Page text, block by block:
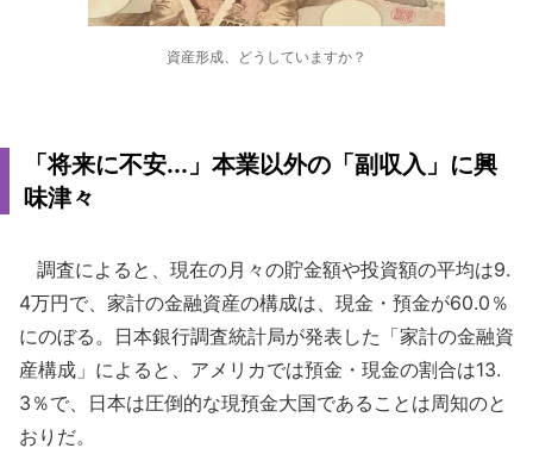
資産形成、どうしていますか？
「将来に不安...」本業以外の「副収入」に興
味津々
調査によると、現在の月々の貯金額や投資額の平均は9.
4万円で、家計の金融資産の構成は、現金・預金が60.0％
にのぼる。日本銀行調査統計局が発表した「家計の金融資
産構成」によると、アメリカでは預金・現金の割合は13.
3％で、日本は圧倒的な現預金大国であることは周知のと
おりだ。